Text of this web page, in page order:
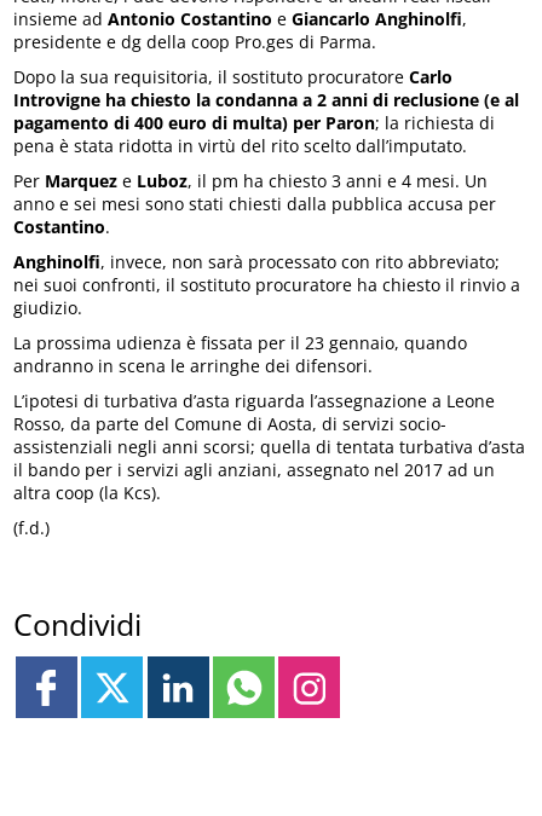
insieme adAntonio Costantino eGiancarlo Anghinolfi,
presidente e dg della coop Pro.ges di Parma.
Dopo la sua requisitoria, il sostituto procuratoreCarlo
Introvigne ha chiesto la condanna a 2 anni di reclusione (e al
pagamento di 400 euro di multa) per Paron; la richiesta di
pena è stata ridotta in virtù del rito scelto dall’imputato.
Per Marquez e Luboz, il pm ha chiesto 3 anni e 4 mesi. Un
anno e sei mesi sono stati chiesti dalla pubblica accusa per
Costantino.
Anghinolfi, invece, non sarà processato con rito abbreviato;
nei suoi confronti, il sostituto procuratore ha chiesto il rinvio a
giudizio.
La prossima udienza è fissata per il 23 gennaio, quando
andranno in scena le arringhe dei difensori.
L’ipotesi di turbativa d’asta riguarda l’assegnazione a Leone
Rosso, da parte del Comune di Aosta, di servizi socio-
assistenziali negli anni scorsi; quella di tentata turbativa d’asta
il bando per i servizi agli anziani, assegnato nel 2017 ad un
altra coop (la Kcs).
(f.d.)
Condividi